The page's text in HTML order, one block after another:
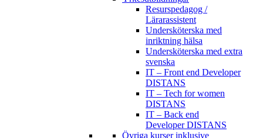
Resurspedagog /
Lärarassistent
Undersköterska med
inriktning hälsa
Undersköterska med extra
svenska
IT – Front end Developer
DISTANS
IT – Tech for women
DISTANS
IT – Back end
Developer DISTANS
Övriga kurser inklusive